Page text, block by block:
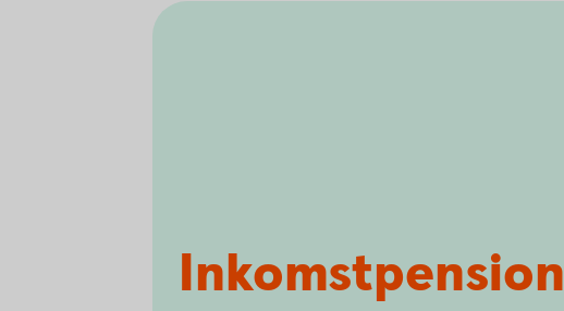
Inkomstpension